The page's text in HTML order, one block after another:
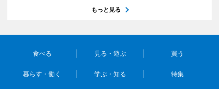
もっと見る
食べる 見る・遊ぶ 買う
暮らす・働く 学ぶ・知る 特集